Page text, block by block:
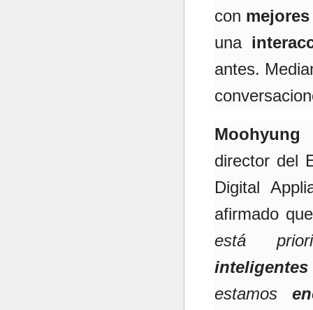
con
una
antes.
Moohyung
director del
Digital
afirmado
está
estamos